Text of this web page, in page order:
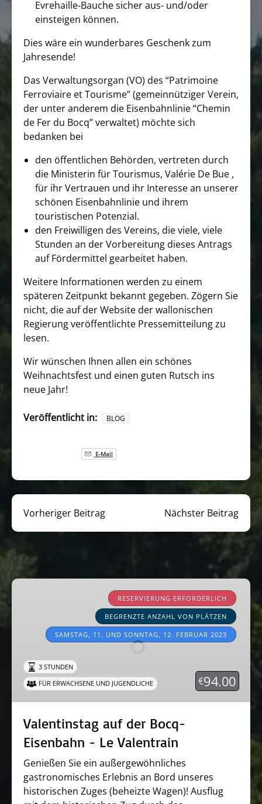
Evrehaille-Bauche sicher aus- und/oder
einsteigen können.
Dies wäre ein wunderbares Geschenk zum
Jahresende!
Das Verwaltungsorgan (VO) des “Patrimoine
Ferroviaire et Tourisme” (gemeinnütziger Verein,
der unter anderem die Eisenbahnlinie “Chemin
de Fer du Bocq” verwaltet) möchte sich
bedanken bei
den öffentlichen Behörden, vertreten durch
die Ministerin für Tourismus, Valérie De Bue ,
für ihr Vertrauen und ihr Interesse an unserer
schönen Eisenbahnlinie und ihrem
touristischen Potenzial.
den Freiwilligen des Vereins, die viele, viele
Stunden an der Vorbereitung dieses Antrags
auf Fördermittel gearbeitet haben.
Weitere Informationen werden zu einem
späteren Zeitpunkt bekannt gegeben. Zögern Sie
nicht, die auf der Website der wallonischen
Regierung veröffentlichte Pressemitteilung zu
lesen.
Wir wünschen Ihnen allen ein schönes
Weihnachtsfest und einen guten Rutsch ins
neue Jahr!
Veröffentlicht in: BLOG
E-Mail
Vorheriger Beitrag Nächster Beitrag
Valentinstag
Eisenbahn
Valentrain
RESERVIERUNG ERFORDERLICH
BEGRENZTE ANZAHL VON PLÄTZEN
SAMSTAG, 11. UND SONNTAG, 12. FEBRUAR 2023
€94.00
3 STUNDEN
FÜR ERWACHSENE UND JUGENDLICHE
Valentinstag auf der Bocq-
Eisenbahn - Le Valentrain
Genießen Sie ein außergewöhnliches
gastronomisches Erlebnis an Bord unseres
historischen Zuges (beheizte Wagen)! Ausflug